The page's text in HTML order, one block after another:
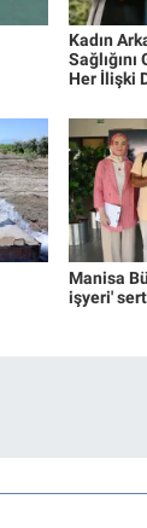
Kadın
Her İlişki
Manisa
işyeri'